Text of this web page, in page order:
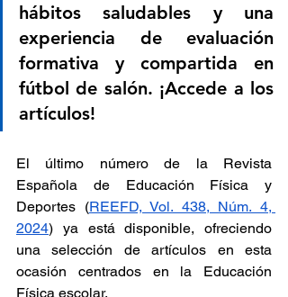
hábitos saludables y una
experiencia de evaluación
formativa y compartida en
fútbol de salón. ¡Accede a los
artículos!
El último número de la Revista
Española de Educación Física y
Deportes (REEFD, Vol. 438, Núm. 4,
2024) ya está disponible, ofreciendo
una selección de artículos en esta
ocasión centrados en la Educación
Física escolar.